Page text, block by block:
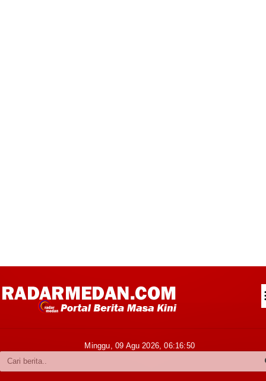
Kabupaten Karo
Minggu, 09 Agu 2026,06:16:51